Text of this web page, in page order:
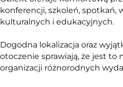
konferencji, szkoleń, spotkań,
kulturalnych i edukacyjnych.
Dogodna lokalizacja oraz
otoczenie sprawiają, że jest to
organizacji różnorodnych